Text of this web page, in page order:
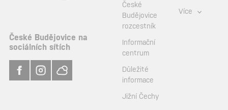
České Budějovice na
sociálních sítích
České
Budějovice
rozcestník
Informační
centrum
Důležité
informace
Jižní Čechy
Více